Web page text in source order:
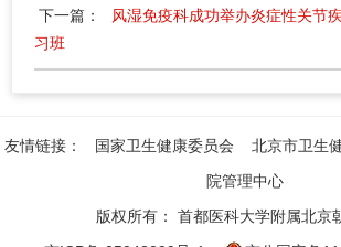
下一篇：
风湿免疫科成功举办炎症性关节
习班
友情链接： 国家卫生健康委员会 北京市卫生
院管理中心
版权所有： 首都医科大学附属北京